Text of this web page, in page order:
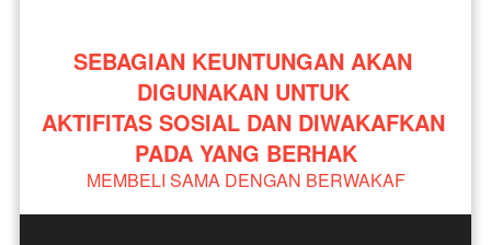
SEBAGIAN KEUNTUNGAN AKAN
DIGUNAKAN UNTUK
AKTIFITAS SOSIAL DAN DIWAKAFKAN
PADA YANG BERHAK
MEMBELI SAMA DENGAN BERWAKAF